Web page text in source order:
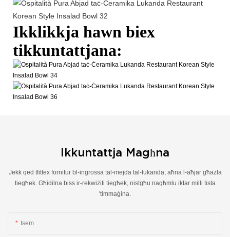
Ikklikkja hawn biex
tikkuntattjana:
Ikkuntattja Magħna
Jekk qed tfittex fornitur bl-ingrossa tal-mejda tal-lukanda, aħna l-aħjar għażla
tiegħek. Għidilna biss ir-rekwiżiti tiegħek, nistgħu nagħmlu iktar milli tista
'timmaġina.
Isem